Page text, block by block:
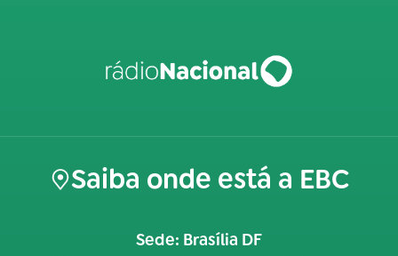
Saiba onde está a EBC
Sede: Brasília DF